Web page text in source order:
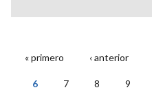
PÁGINAS
« primero ‹ anterior
6 7 8 9